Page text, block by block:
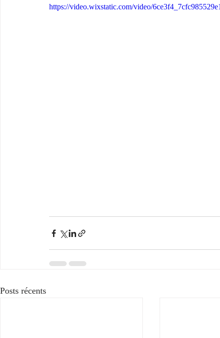
https://video.wixstatic.com/video/
Posts récents